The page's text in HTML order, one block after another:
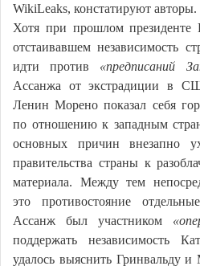
WikiLeaks, констатируют авторы.
Хотя при прошлом президенте
отстаивавшем независимость
идти против «предписаний
Ассанжа от экстрадиции в
Ленин Морено показал себя
по отношению к западным
основных причин внезапно
правительства страны к
материала. Между тем
это противостояние
Ассанж был участником
поддержать независимость
удалось выяснить Гринвальду